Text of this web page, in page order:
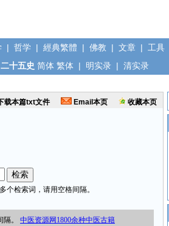
| 哲学 | 經典繁體 | 佛教 | 文章 | 工具
二十五史 简体 繁体 | 明实录 | 清实录
载本篇txt文件 Email本页 收藏本页